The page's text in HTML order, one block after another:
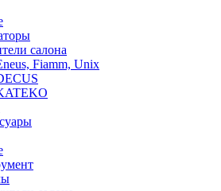
салона
Fiamm, Unix